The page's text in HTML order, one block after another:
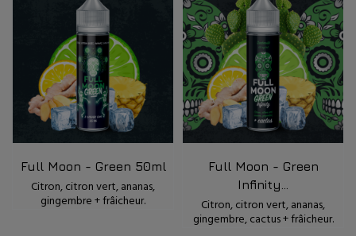
Full Moon - Green 50ml
Citron, citron vert, ananas,
gingembre + frâicheur.
Full Moon - Green
Infinity...
Citron, citron vert, ananas,
gingembre, cactus + frâicheur.